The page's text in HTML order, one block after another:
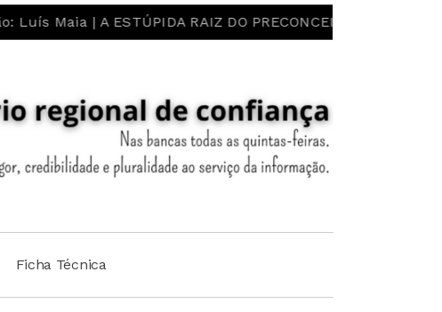
RAIZ DO PRECONCEITO E DO ESTEREÓTIPO!
Ficha Técnica